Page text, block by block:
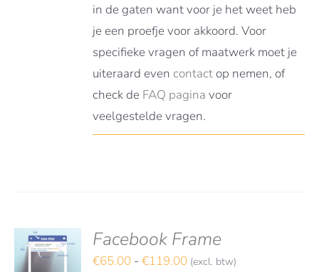
in de gaten want voor je het weet heb
je een proefje voor akkoord. Voor
specifieke vragen of maatwerk moet je
uiteraard even contactop nemen, of
check de FAQ pagina voor
veelgestelde vragen.
Facebook Frame
€65.00 - €119.00Prijsklasse:
(excl. btw)